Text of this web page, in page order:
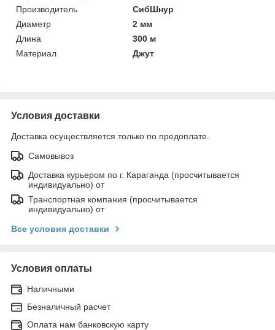
Производитель
СибШнур
Диаметр
2 мм
Длина
300 м
Материал
Джут
Условия доставки
Доставка осуществляется только по предоплате.
Самовывоз
Доставка курьером по г. Караганда (просчитывается
индивидуально) от
Транспортная компания (просчитывается
индивидуально) от
Все условия доставки
Условия оплаты
Наличными
Безналичный расчет
Оплата нам банковскую карту